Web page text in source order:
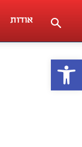
פתח סרגל נגישות
אודות